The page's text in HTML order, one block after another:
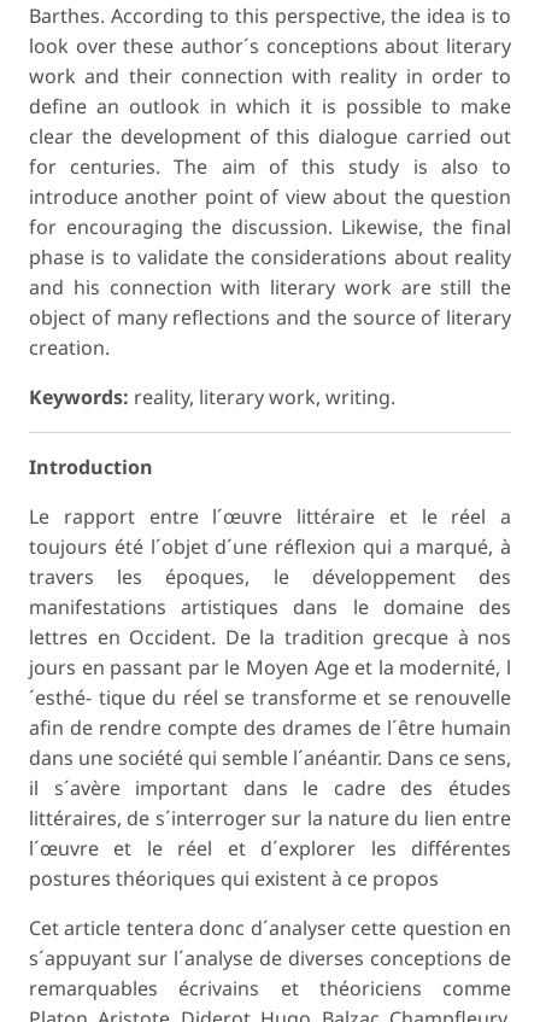
Barthes. According to this perspective, the idea is to
look over these author´s conceptions about literary
work and their connection with reality in order to
define an outlook in which it is possible to make
clear the development of this dialogue carried out
for centuries. The aim of this study is also to
introduce another point of view about the question
for encouraging the discussion. Likewise, the final
phase is to validate the considerations about reality
and his connection with literary work are still the
object of many reflections and the source of literary
creation.
Keywords: reality, literary work, writing.
Introduction
Le rapport entre l´œuvre littéraire et le réel a
toujours été l´objet d´une réflexion qui a marqué, à
travers les époques, le développement des
manifestations artistiques dans le domaine des
lettres en Occident. De la tradition grecque à nos
jours en passant par le Moyen Age et la modernité, l
´esthé- tique du réel se transforme et se renouvelle
afin de rendre compte des drames de l´être humain
dans une société qui semble l´anéantir. Dans ce sens,
il s´avère important dans le cadre des études
littéraires, de s´interroger sur la nature du lien entre
l´œuvre et le réel et d´explorer les différentes
postures théoriques qui existent à ce propos
Cet article tentera donc d´analyser cette question en
s´appuyant sur l´analyse de diverses conceptions de
remarquables écrivains et théoriciens comme